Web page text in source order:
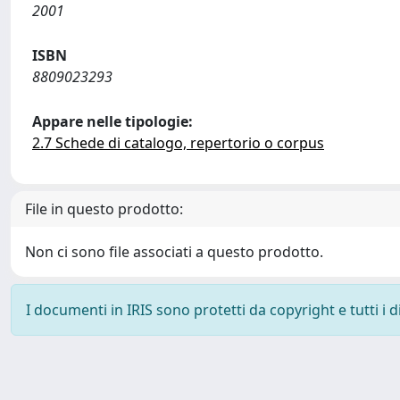
2001
ISBN
8809023293
Appare nelle tipologie:
2.7 Schede di catalogo, repertorio o corpus
File in questo prodotto:
Non ci sono file associati a questo prodotto.
I documenti in IRIS sono protetti da copyright e tutti i